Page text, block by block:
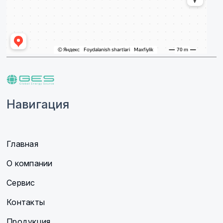
Навигация
Главная
О компании
Сервис
Контакты